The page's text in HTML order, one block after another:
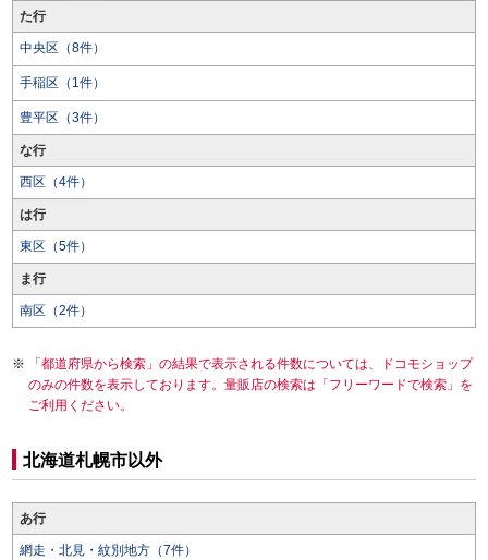
た行
中央区（8件）
手稲区（1件）
豊平区（3件）
な行
西区（4件）
は行
東区（5件）
ま行
南区（2件）
「都道府県から検索」の結果で表示される件数については、ドコモショップ
のみの件数を表示しております。量販店の検索は「フリーワードで検索」を
ご利用ください。
北海道札幌市以外
あ行
網走・北見・紋別地方（7件）